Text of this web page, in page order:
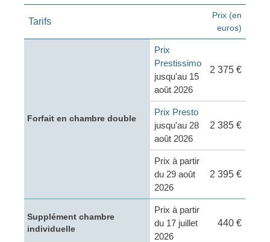
Tarifs
Prix (en
euros)
Forfait en chambre double
Prix
Prestissimo
jusqu'au 15
août 2026
2 375 €
Prix Presto
jusqu'au 28
août 2026
2 385 €
Prix à partir
du 29 août
2026
2 395 €
Supplément chambre
individuelle
Prix à partir
du 17 juillet
2026
440 €